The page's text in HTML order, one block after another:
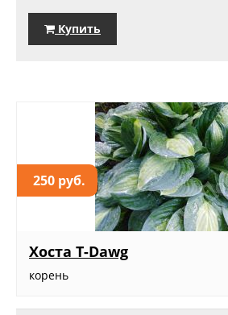
Купить
250 руб.
Хоста T-Dawg
корень